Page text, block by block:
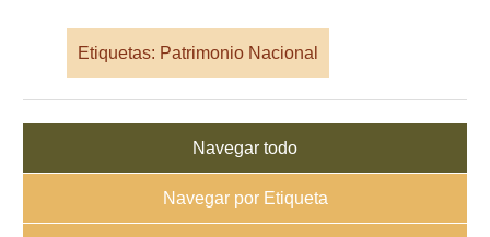
Etiquetas: Patrimonio Nacional
Navegar todo
Navegar por Etiqueta